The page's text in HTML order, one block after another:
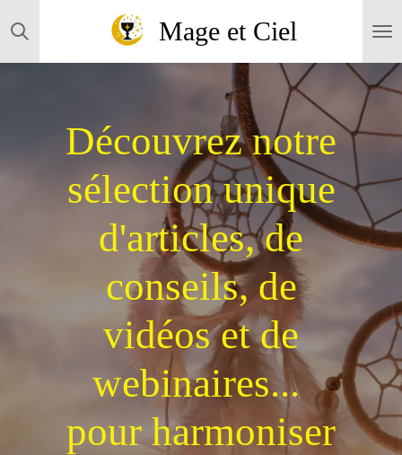
Passer
Mage et Ciel
Découvrez notre
sélection unique
d'articles, de
conseils, de
vidéos et de
webinaires...
pour harmoniser